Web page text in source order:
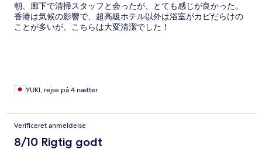
朝、廊下で清掃スタッフと会ったが、とても感じが良かった。
香港は気候の影響で、超高級ホテル以外は浴室がカビだらけの
ことが多いが、こちらは大変清潔でした！
YUKI, rejse på 4 nætter
Verificeret anmeldelse
8/10 Rigtig godt